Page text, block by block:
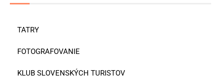
TATRY
FOTOGRAFOVANIE
KLUB SLOVENSKÝCH TURISTOV